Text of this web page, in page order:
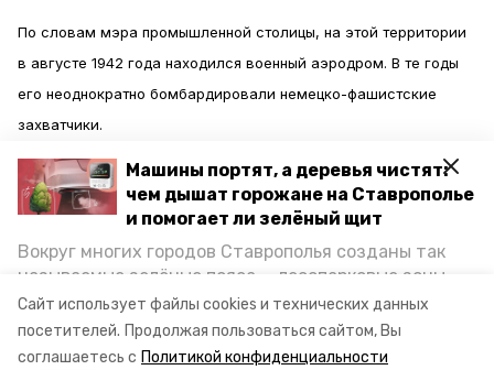
Сайт использует файлы cookies и технических данных
посетителей. Продолжая пользоваться сайтом, Вы
соглашаетесь с Политикой конфиденциальности
Машины портят, а деревья чистят:
чем дышат горожане на Ставрополье
и помогает ли зелёный щит
Вокруг многих городов Ставрополья созданы так
называемые зелёные пояса — лесопарковые зоны,
снижающие негативное воздействие выхлопных
газов на атмосферу. Справляются ли они с
постоянно растущим потоком автотранспорта и
По словам мэра промышленной столицы, на этой территории
в августе 1942 года находился военный аэродром. В те годы
его неоднократно бомбардировали немецко-фашистские
захватчики.
«На месте происшествия работает наряд полиции.
Специалистам предстоит обезвредить две боеголовки: первая
диаметром 85 миллиметров, вторая — 120-150 миллиметров»,
— сообщил Михаил Миненков.
Фото: администрация Невинномысска